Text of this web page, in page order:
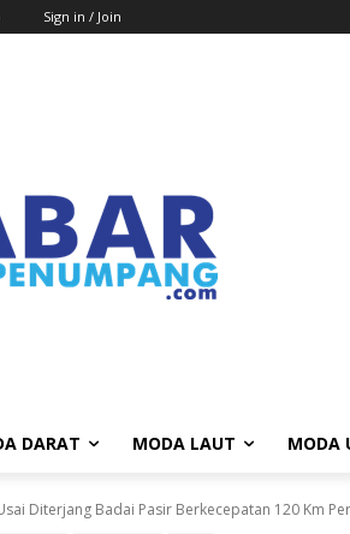
Sign in / Join
DARAT MODA LAUT MODA
Diterjang Badai Pasir Berkecepatan 120 Km